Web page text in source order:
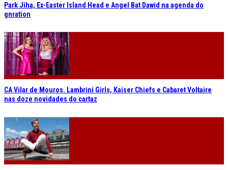
Park Jiha, Ex-Easter Island Head e Angel Bat Dawid na agenda do
gnration
CA Vilar de Mouros. Lambrini Girls, Kaiser Chiefs e Cabaret Voltaire
nas doze novidades do cartaz